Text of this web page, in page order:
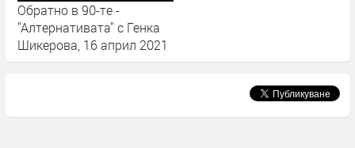
Обратно в 90-те -
"Алтернативата" с Генка
Шикерова, 16 април 2021